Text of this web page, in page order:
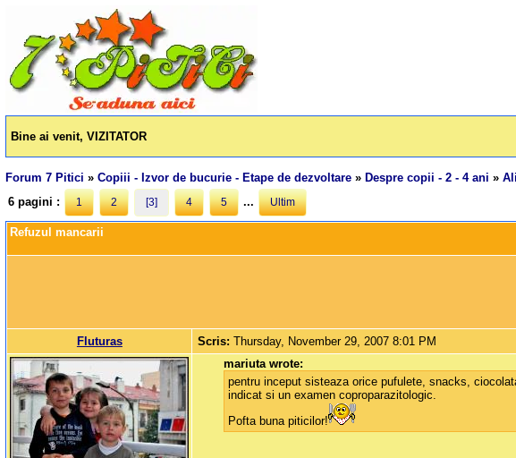
Bine ai venit, VIZITATOR
Forum 7 Pitici »Copiii - Izvor de bucurie - Etape de dezvoltare » Despre copii - 2 - 4 ani »
6 pagini :
1 2 [3] 4 5 ... Ultim
Refuzul mancarii
Fluturas Scris:Thursday, November 29, 2007 8:01 PM
mariuta wrote:
pentru inceput sisteaza orice pufulete, snacks,
indicat si un examen coproparazitologic.
Pofta buna piticilor!